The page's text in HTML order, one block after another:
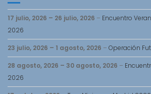
17 julio, 2026 – 26 julio, 2026 – Encuentro
2026
23 julio, 2026 – 1 agosto, 2026 – Operación
28 agosto, 2026 – 30 agosto, 2026 –
2026